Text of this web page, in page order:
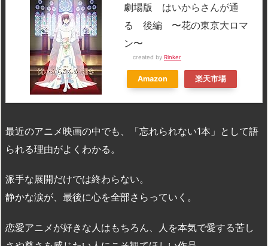
劇場版 はいからさんが通
る 後編 〜花の東京大ロマ
ン〜
created by Rinker
Amazon 楽天市場
最近のアニメ映画の中でも、「忘れられない1本」として語
られる理由がよくわかる。
派手な展開だけでは終わらない。
静かな涙が、最後に心を全部さらっていく。
恋愛アニメが好きな人はもちろん、人を本気で愛する苦し